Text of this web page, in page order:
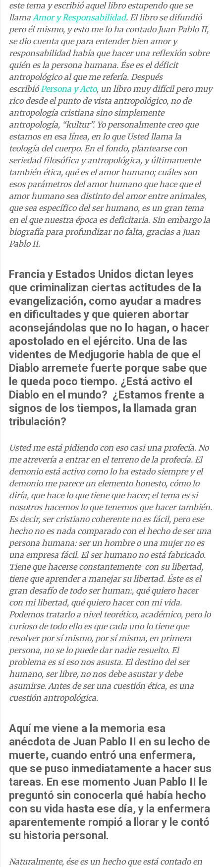
este tema y escribió aquel libro estupendo que se
llama Amor y Responsabilidad. El libro se difundió
pero él mismo, y esto me lo ha contado Juan Pablo II,
se dio cuenta que para entender bien amor y
responsabilidad había que hacer una reflexión sobre
quién es la persona humana. Ése es el déficit
antropológico al que me refería. Después
escribió Persona y Acto, un libro muy difícil pero muy
rico desde el punto de vista antropológico, no de
antropología cristiana sino simplemente
antropología, “kultur”. Yo personalmente creo que
estamos en esa línea, en lo que Usted llama la
teología del cuerpo. En el fondo, plantearse con
seriedad filosófica y antropológica, y últimamente
también ética, qué es el amor humano; cuáles son
esos parámetros del amor humano que hace que el
amor humano sea distinto del amor entre animales,
que sea específico del ser humano, es un gran tema
en el que nuestra época es deficitaria. Sin embargo la
biografía para profundizar no falta, gracias a Juan
Pablo II.
Francia y Estados Unidos dictan leyes
que criminalizan ciertas actitudes de la
evangelización, como ayudar a madres
en dificultades y que quieren abortar
aconsejándolas que no lo hagan, o hacer
apostolado en el ejército. Una de las
videntes de Medjugorie habla de que el
Diablo arremete fuerte porque sabe que
le queda poco tiempo. ¿Está activo el
Diablo en el mundo? ¿Estamos frente a
signos de los tiempos, la llamada gran
tribulación?
Usted me está pidiendo con eso casi una profecía. No
me atrevería a entrar en el terreno de la profecía. El
demonio está activo como lo ha estado siempre y el
demonio me parece un elemento honesto, cómo lo
diría, que hace lo que tiene que hacer; el tema es si
nosotros hacemos lo que tenemos que hacer también.
Es decir, ser cristiano coherente no es fácil, pero ese
hecho no es nada comparado con el hecho de ser una
persona humana: ser un hombre o una mujer no es
una empresa fácil. El ser humano no está fabricado.
Tiene que hacerse constantemente con su libertad,
tiene que aprender a manejar su libertad. Éste es el
gran desafío de todo ser human:, qué quiero hacer
con mi libertad, qué quiero hacer con mi vida.
Podemos tratarlo a nivel teorético, académico, pero lo
curioso de todo ello es que cada uno lo tiene que
resolver por sí mismo, por sí misma, en primera
persona, no se lo puede dar nadie resuelto. El
problema es si eso nos asusta. El destino del ser
humano, ser libre, no nos debe asustar y debe
asumirse. Antes de ser una cuestión ética, es una
cuestión antropológica.
Aquí me viene a la memoria esa
anécdota de Juan Pablo II en su lecho de
muerte, cuando entró una enfermera,
que se puso inmediatamente a hacer sus
tareas. En ese momento Juan Pablo II le
preguntó sin conocerla qué había hecho
con su vida hasta ese día, y la enfermera
aparentemente rompió a llorar y le contó
su historia personal.
Naturalmente, ése es un hecho que está contado en